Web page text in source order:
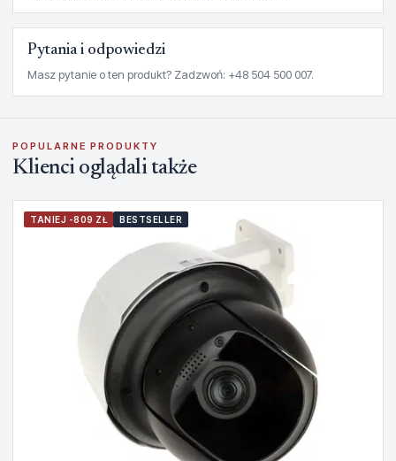
Pytania i odpowiedzi
Masz pytanie o ten produkt? Zadzwoń: +48 504 500 007.
POPULARNE PRODUKTY
Klienci oglądali także
TANIEJ -809 ZŁ BESTSELLER